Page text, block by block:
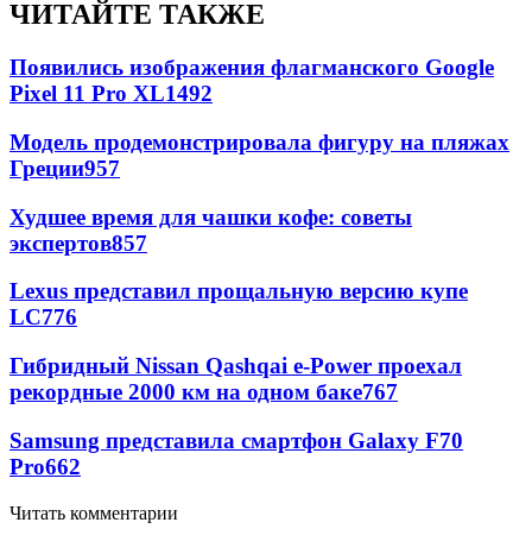
ЧИТАЙТЕ ТАКЖЕ
Появились изображения флагманского Google
Pixel 11 Pro XL1492
Модель продемонстрировала фигуру на пляжах
Греции957
Худшее время для чашки кофе: советы
экспертов857
Lexus представил прощальную версию купе
LC776
Гибридный Nissan Qashqai e-Power проехал
рекордные 2000 км на одном баке767
Samsung представила смартфон Galaxy F70
Pro662
Читать комментарии